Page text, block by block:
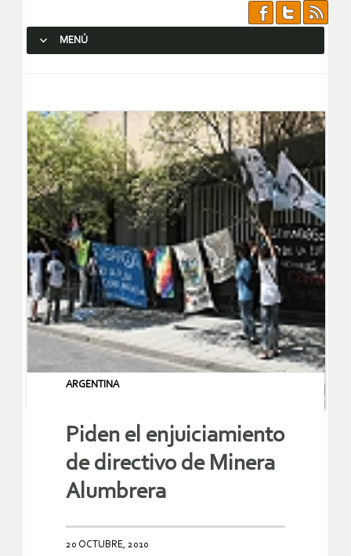
MENÚ
ARGENTINA
Piden el enjuiciamiento
de directivo de Minera
Alumbrera
20 OCTUBRE, 2010